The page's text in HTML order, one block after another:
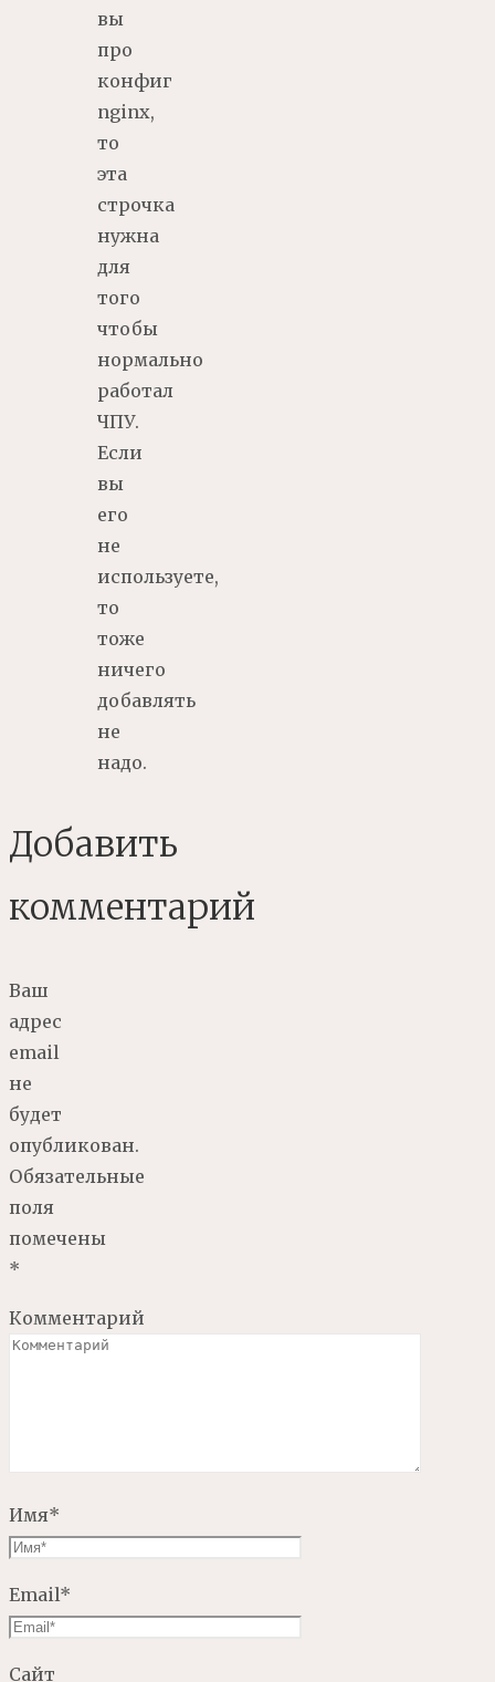
вы
про
конфиг
nginx,
то
эта
строчка
нужна
для
того
чтобы
нормально
работал
ЧПУ.
Если
вы
его
не
используете,
то
тоже
ничего
добавлять
не
надо.
Добавить
комментарий
Ваш
адрес
email
не
будет
опубликован.
Обязательные
поля
помечены
*
Комментарий
Имя*
Email*
Сайт